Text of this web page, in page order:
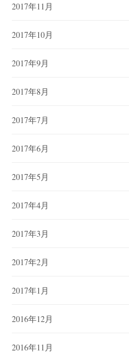
2017年11月
2017年10月
2017年9月
2017年8月
2017年7月
2017年6月
2017年5月
2017年4月
2017年3月
2017年2月
2017年1月
2016年12月
2016年11月